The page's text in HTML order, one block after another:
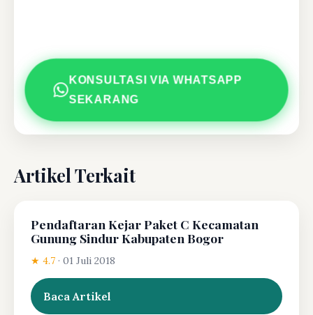
KONSULTASI VIA WHATSAPP
SEKARANG
Artikel Terkait
Pendaftaran Kejar Paket C Kecamatan
Gunung Sindur Kabupaten Bogor
★ 4.7 · 01 Juli 2018
Baca Artikel